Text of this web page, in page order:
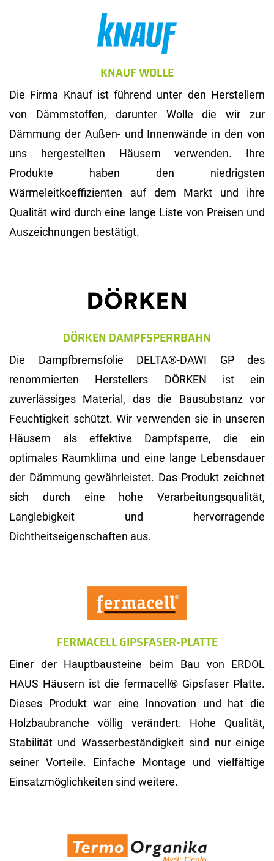
KNAUF WOLLE
Die Firma Knauf ist führend unter den Herstellern
von Dämmstoffen, darunter Wolle die wir zur
Dämmung der Außen- und Innenwände in den von
uns hergestellten Häusern verwenden. Ihre
Produkte haben den niedrigsten
Wärmeleitkoeffizienten auf dem Markt und ihre
Qualität wird durch eine lange Liste von Preisen und
Auszeichnungen bestätigt.
DÖRKEN DAMPFSPERRBAHN
Die Dampfbremsfolie DELTA®-DAWI GP des
renommierten Herstellers DÖRKEN ist ein
zuverlässiges Material, das die Bausubstanz vor
Feuchtigkeit schützt. Wir verwenden sie in unseren
Häusern als effektive Dampfsperre, die ein
optimales Raumklima und eine lange Lebensdauer
der Dämmung gewährleistet. Das Produkt zeichnet
sich durch eine hohe Verarbeitungsqualität,
Langlebigkeit und hervorragende
Dichtheitseigenschaften aus.
FERMACELL GIPSFASER-PLATTE
Einer der Hauptbausteine beim Bau von ERDOL
HAUS Häusern ist die fermacell® Gipsfaser Platte.
Dieses Produkt war eine Innovation und hat die
Holzbaubranche völlig verändert. Hohe Qualität,
Stabilität und Wasserbeständigkeit sind nur einige
seiner Vorteile. Einfache Montage und vielfältige
Einsatzmöglichkeiten sind weitere.